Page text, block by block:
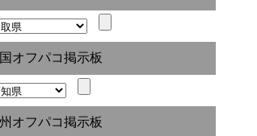
オフパコ掲示板
オフパコ掲示板